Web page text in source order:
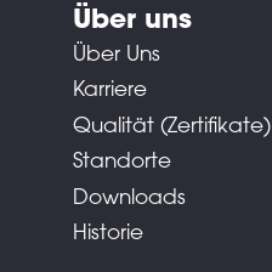
Über uns
Über Uns
Karriere
Qualität (Zertifikate)
Standorte
Downloads
Historie